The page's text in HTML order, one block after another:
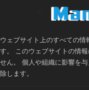
3ヶ月前
第33.3話
3ヶ月前
ウェブサイト上のすべての情
す。 このウェブサイトの情
せん。 個人や組織に影響を
除します。